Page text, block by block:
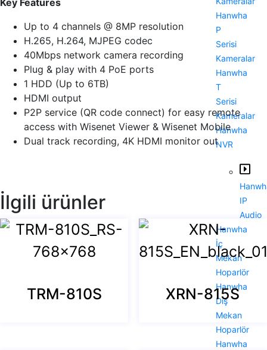
Hanwha
P
Serisi
Kameralar
Hanwha
T
Serisi
Kameralar
Hanwha
NVR
IP
Audio
Hanwha
İç
Mekan
Hoparlör
Hanwha
Dış
Mekan
Hoparlör
Hanwha
Up to 4 channels @ 8MP resolution
H.265, H.264, MJPEG codec
40Mbps network camera recording
Plug & play with 4 PoE ports
1 HDD (Up to 6TB)
HDMI output
P2P service (QR code connect) for easy remote
access with Wisenet Viewer & Wisenet Mobile
Dual track recording, 4K HDMI monitor out
İlgili ürünler
TRM-810S XRN-815S